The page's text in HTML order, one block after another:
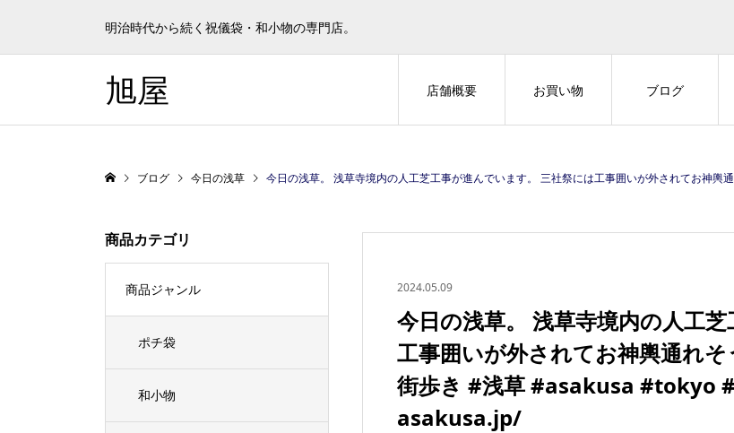
明治時代から続く祝儀袋・和小物の専門店。
旭屋 店舗概要 お買い物 ブログ
ブログ 今日の浅草 今日の浅草。 浅草寺境内の人工芝工事が進んでいます。 三社祭には工事囲いが外されてお神輿通れそうです。 #マ
2024.05.09
今日の浅草。 浅草寺境内の人工
工事囲いが外されてお神輿通れ
街歩き #浅草 #asakusa #tokyo
asakusa.jp/
商品カテゴリ
商品ジャンル
ポチ袋
和小物